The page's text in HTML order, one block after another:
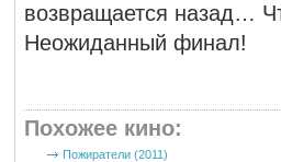
возвращается назад…
Неожиданный финал!
Похожее кино:
Пожиратели (2011)